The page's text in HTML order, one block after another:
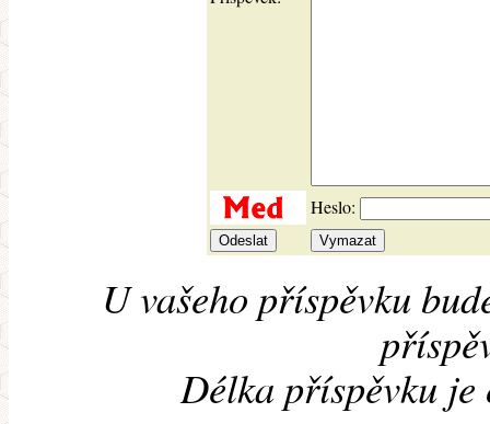
Heslo:
U vašeho příspěvku
Délka příspěvku je